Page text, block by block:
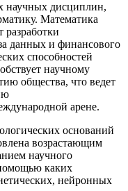
научных дисциплин,
Математика
разработки
данных и финансового
способностей
научному
общества, что ведет
арене.
оснований
возрастающим
научного
каких
нейронных